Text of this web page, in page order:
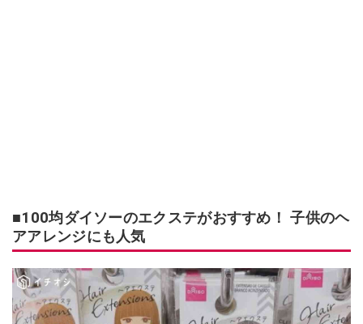
■100均ダイソーのエクステがおすすめ！ 子供のヘ
アアレンジにも人気